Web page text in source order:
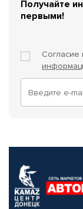
Получайте
первыми!
Согласие